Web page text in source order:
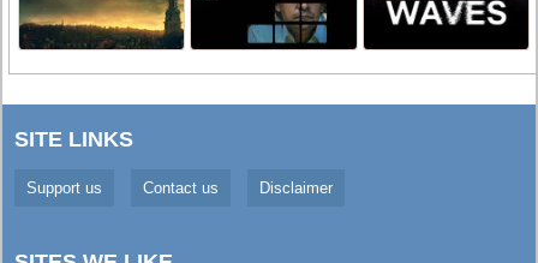
SITE LINKS
Support us Contact us Disclaimer